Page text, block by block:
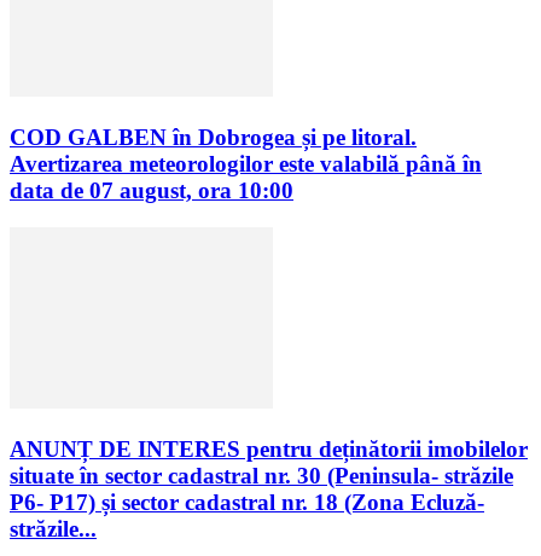
COD GALBEN în Dobrogea și pe litoral.
Avertizarea meteorologilor este valabilă până în
data de 07 august, ora 10:00
ANUNȚ DE INTERES pentru deținătorii imobilelor
situate în sector cadastral nr. 30 (Peninsula- străzile
P6- P17) și sector cadastral nr. 18 (Zona Ecluză-
străzile...